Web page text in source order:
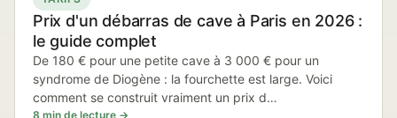
Prix d'un débarras de cave à Paris en 2026 :
le guide complet
De 180 € pour une petite cave à 3 000 € pour un
syndrome de Diogène : la fourchette est large. Voici
comment se construit vraiment un prix d…
8 min de lecture →